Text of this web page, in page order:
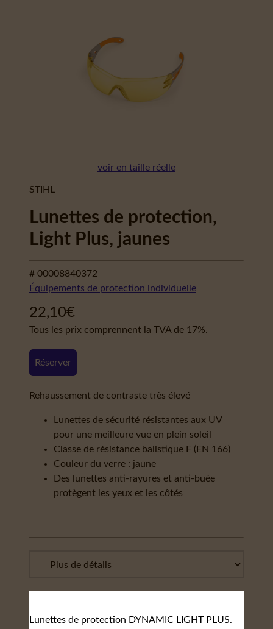
voir en taille réelle
STIHL
Lunettes de protection,
Light Plus, jaunes
# 00008840372
Équipements de protection individuelle
22,10€
Tous les prix comprennent la TVA de 17%.
Réserver
Rehaussement de contraste très élevé
Lunettes de sécurité résistantes aux UV
pour une meilleure vue en plein soleil
Classe de résistance balistique F (EN 166)
Couleur du verre : jaune
Des lunettes anti-rayures et anti-buée
protègent les yeux et les côtés
Lunettes de protection DYNAMIC LIGHT PLUS.